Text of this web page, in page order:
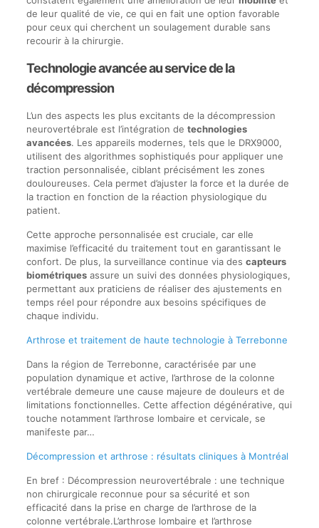
de leur qualité de vie, ce qui en fait une option favorable
pour ceux qui cherchent un soulagement durable sans
recourir à la chirurgie.
Technologie avancée au service de la
décompression
L’un des aspects les plus excitants de la décompression
neurovertébrale est l’intégration de technologies
avancées. Les appareils modernes, tels que le DRX9000,
utilisent des algorithmes sophistiqués pour appliquer une
traction personnalisée, ciblant précisément les zones
douloureuses. Cela permet d’ajuster la force et la durée de
la traction en fonction de la réaction physiologique du
patient.
Cette approche personnalisée est cruciale, car elle
maximise l’efficacité du traitement tout en garantissant le
confort. De plus, la surveillance continue via des capteurs
biométriquesassure un suivi des données physiologiques,
permettant aux praticiens de réaliser des ajustements en
temps réel pour répondre aux besoins spécifiques de
chaque individu.
Arthrose et traitement de haute technologie à Terrebonne
Dans la région de Terrebonne, caractérisée par une
population dynamique et active, l’arthrose de la colonne
vertébrale demeure une cause majeure de douleurs et de
limitations fonctionnelles. Cette affection dégénérative, qui
touche notamment l’arthrose lombaire et cervicale, se
manifeste par…
Décompression et arthrose : résultats cliniques à Montréal
En bref : Décompression neurovertébrale : une technique
non chirurgicale reconnue pour sa sécurité et son
efficacité dans la prise en charge de l’arthrose de la
colonne vertébrale.L’arthrose lombaire et l’arthrose